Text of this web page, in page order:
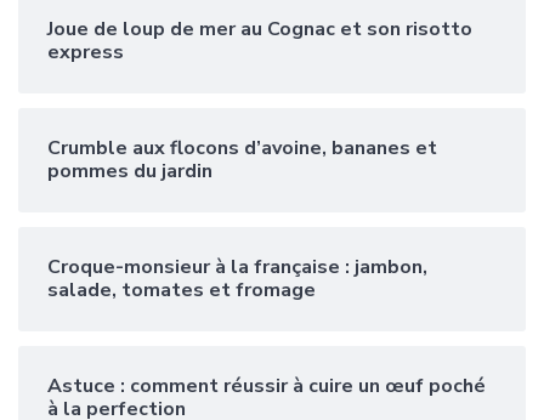
Joue de loup de mer au Cognac et son risotto
express
Crumble aux flocons d’avoine, bananes et
pommes du jardin
Croque-monsieur à la française : jambon,
salade, tomates et fromage
Astuce : comment réussir à cuire un œuf poché
à la perfection